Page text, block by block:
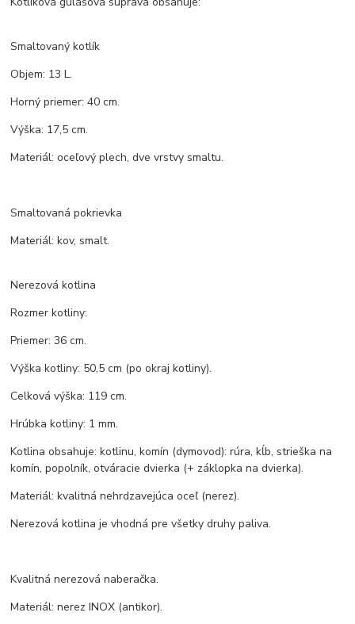
Smaltovaný kotlík
Objem: 13 L.
Horný priemer: 40 cm.
Výška: 17,5 cm.
Materiál: oceľový plech, dve vrstvy smaltu.
Smaltovaná pokrievka
Materiál: kov, smalt.
Nerezová kotlina
Rozmer kotliny:
Priemer: 36 cm.
Výška kotliny: 50,5 cm (po okraj kotliny).
Celková výška: 119 cm.
Hrúbka kotliny: 1 mm.
Kotlina obsahuje: kotlinu, komín (dymovod): rúra, kĺb, strieška na
komín, popolník, otváracie dvierka (+ záklopka na dvierka).
Materiál: kvalitná nehrdzavejúca oceľ (nerez).
Nerezová kotlina je vhodná pre všetky druhy paliva.
Kvalitná nerezová naberačka.
Materiál: nerez INOX (antikor).